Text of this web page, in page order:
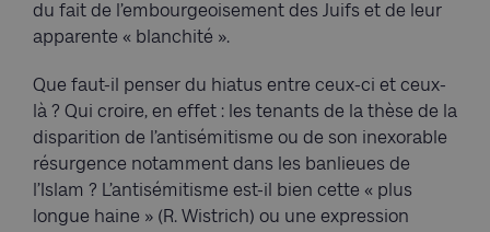
du fait de l’embourgeoisement des Juifs et de leur
apparente « blanchité ».
Que faut-il penser du hiatus entre ceux-ci et ceux-
là ? Qui croire, en effet : les tenants de la thèse de la
disparition de l’antisémitisme ou de son inexorable
résurgence notamment dans les banlieues de
l’Islam ? L’antisémitisme est-il bien cette « plus
longue haine » (R. Wistrich) ou une expression